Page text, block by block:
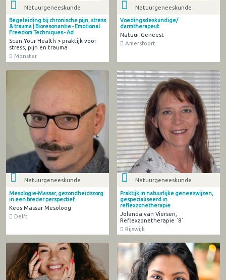
Natuurgeneeskunde
Begeleiding bij chronische pijn, stress
& trauma | Bioresonantie - Emotional
Freedom Techniques - Ad
Scan Your Health > praktijk voor
stress, pijn en trauma
Monster
Natuurgeneeskunde
Voedingsdeskundige/
darmtherapeut
Natuur Geneest
Amersfoort
Natuurgeneeskunde
Mesologie-Massar, gezondheidszorg
in een breder perspectief.
Kees Massar Mesoloog
Delft
Natuurgeneeskunde
Praktijk in natuurlijke geneeswijzen,
gespecialiseerd in
reflexzonetherapie
Jolanda van Viersen,
Reflexzonetherapie ´8´
Rijswijk